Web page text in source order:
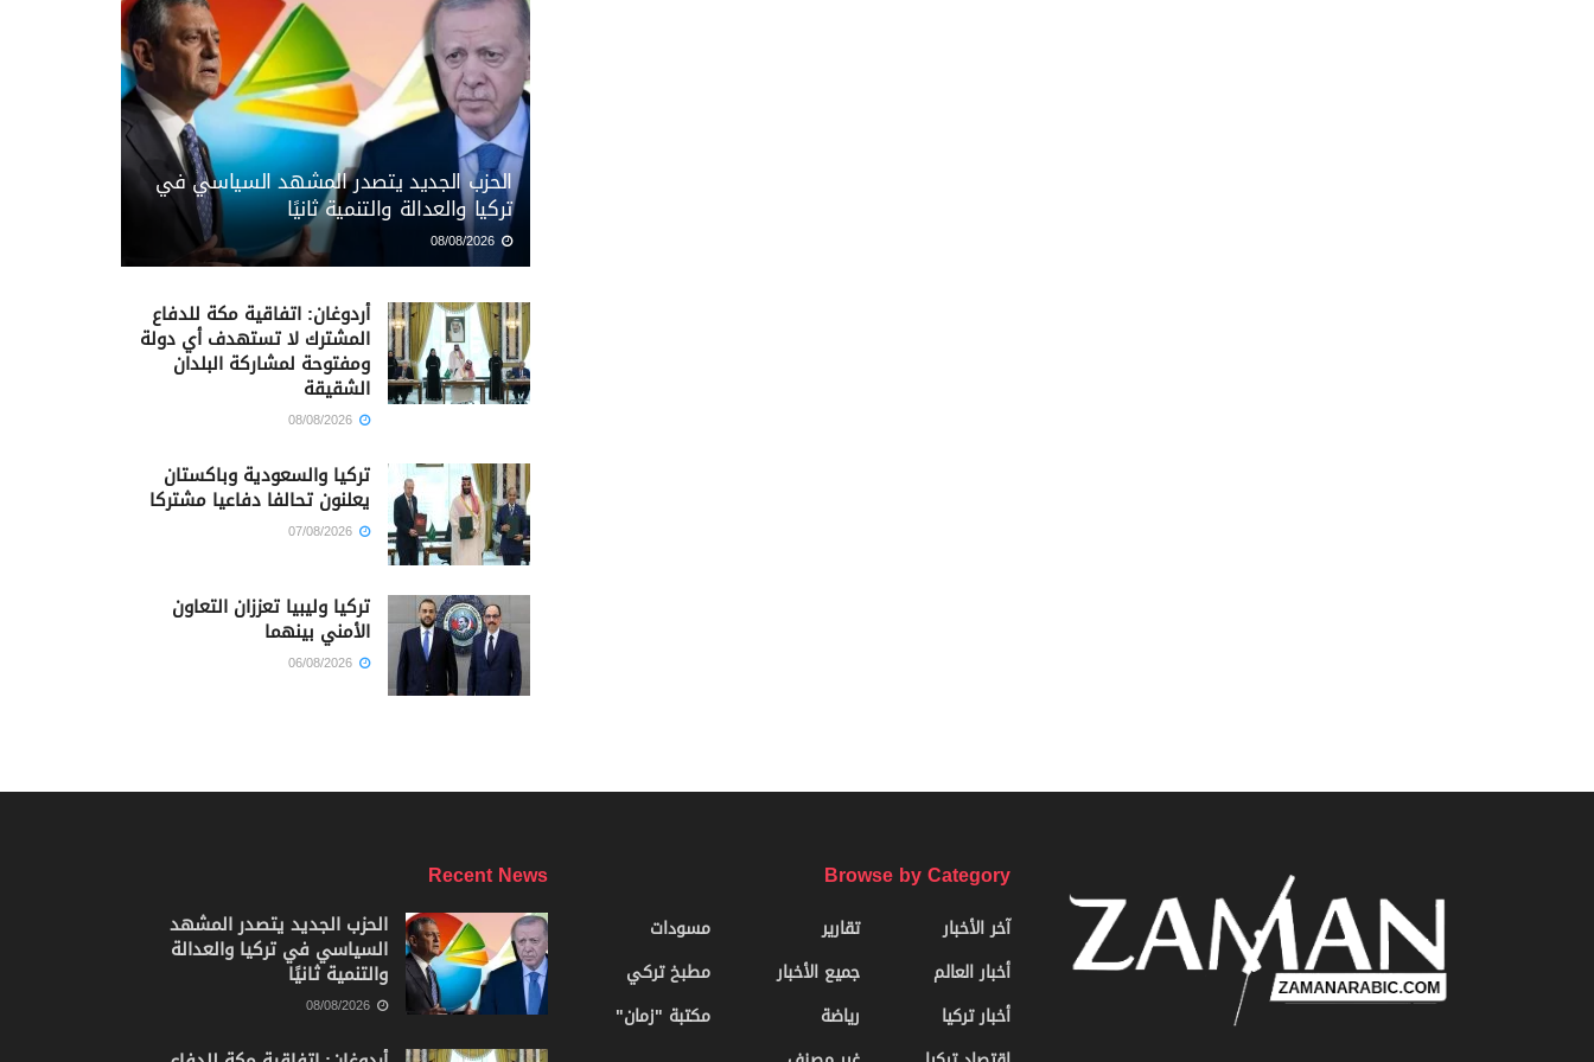
الحزب الجديد يتصدر المشهد السياسي في
تركيا والعدالة والتنمية ثانيًا
أردوغان: اتفاقية مكة للدفاع
المشترك لا تستهدف أي دولة
ومفتوحة لمشاركة البلدان
الشقيقة
تركيا والسعودية وباكستان
يعلنون تحالفا دفاعيا مشتركا
تركيا وليبيا تعززان التعاون
الأمني بينهما
Browse by Category
آخر الأخبار
أخبار العالم
أخبار تركيا
تقارير
جميع الأخبار
رياضة
مسودات
مطبخ تركي
مكتبة "زمان"
Recent News
الحزب الجديد يتصدر المشهد
السياسي في تركيا والعدالة
والتنمية ثانيًا